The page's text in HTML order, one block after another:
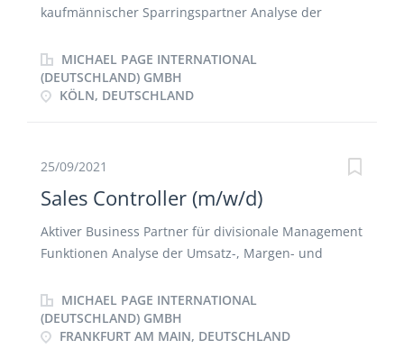
kaufmännischer Sparringspartner Analyse der
Zwecke der Erstellung des Forcasts und der
Budgetierung Erstellung des Monats- und
Jahresabschlusses Durchführung von Ad-hoc
und Optimierung strategischer (Sales-) Investments
und Weiterentwicklung des Controlling-
Instrumentariums
MICHAEL PAGE INTERNATIONAL
(DEUTSCHLAND) GMBH
KÖLN, DEUTSCHLAND
25/09/2021
Sales Controller (m/w/d)
Aktiver Business Partner für divisionale Management
Funktionen Analyse der Umsatz-, Margen- und
Forcasts und der Budgetierung Begleitung von M&A
Projekte Eigenständige Entwicklung von
Effizienzsteigerungsmaßnahmen Kontinuierliche
MICHAEL PAGE INTERNATIONAL
(DEUTSCHLAND) GMBH
FRANKFURT AM MAIN, DEUTSCHLAND